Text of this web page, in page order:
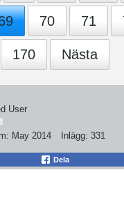
70 71
170 Nästa
User
May 2014 Inlägg: 331
Dela